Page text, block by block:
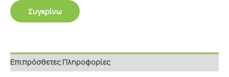
Συγκρίνω
Επιπρόσθετες Πληροφορίες